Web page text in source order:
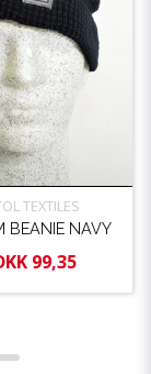
TEXTILES
BEANIE NAVY
99,35